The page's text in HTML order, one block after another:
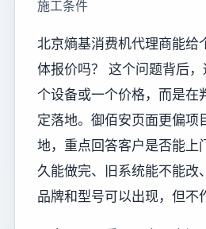
施工条件
北京熵基消费机代理商能给
体报价吗？ 这个问题背后
个设备或一个价格，而是在
定落地。御佰安页面更偏项
地，重点回答客户是否能上
久能做完、旧系统能不能改
品牌和型号可以出现，但不